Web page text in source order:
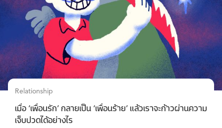
Relationship
เมื่อ ‘เพื่อนรัก’ กลายเป็น ‘เพื่อนร้าย’ แล้วเราจะก้าวผ่านความ
เจ็บปวดได้อย่างไร